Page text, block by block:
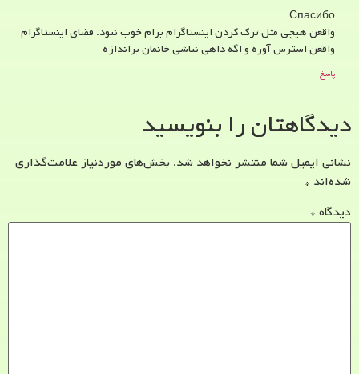
Спасибо
واقعن هیچی مثل ترک کردن اینستاگرام برام خوب نبود. فضای اینستاگرام
واقعن استرس آوره و اگه داهی نباشی خانمان براندازه
پاسخ
دیدگاهتان را بنویسید
نشانی ایمیل شما منتشر نخواهد شد. بخش‌های موردنیاز علامت‌گذاری
شده‌اند *
دیدگاه *